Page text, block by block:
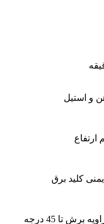
و استیل
ارتفاع
کلید برق
برش تا 45 درجه